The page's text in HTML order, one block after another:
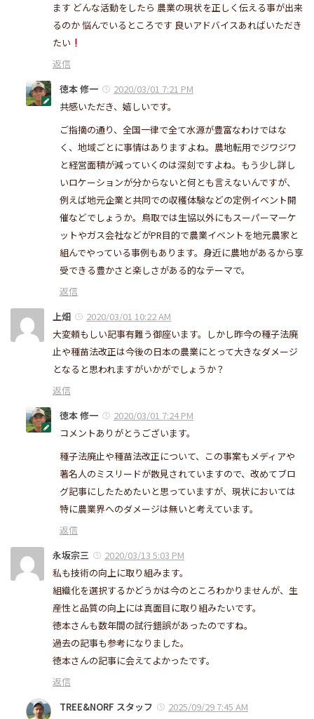
ます どんな活動をしたら 農業の現状を正しく伝える事が出来
るのか 悩んでいるところです 良いアドバイスあればいただき
たい
返信
徳本 修一
2020/03/01 7:21 PM
共感いただき、嬉しいです。
ご指摘の通り、全国一律で全て水源が豊富なわけではな
く、地域ごとに事情はありますよね。農地転用でジワジワ
と経営面積が減っていくのは深刻ですよね。もう少し詳し
いロケーションが分からないと何とも言えないんですが、
例えば地元企業と共同での収穫体験などの定例イベント開
催などでしょうか。鳥取では生協以外にもスーパーマーケ
ットやガス会社などがPR目的で農業イベントを地元農家と
組んでやっている事例もあります。身近に農地があるから享
受できる豊かさと楽しさがある的なテーマで。
返信
上畑
2020/03/01 10:22 AM
大変頼もしい記事有難う御座います。しかし昨今の種子法廃
止や種苗法改正は今後の日本の農業にとって大きなダメージ
となると思われますがいかがでしょうか？
返信
徳本 修一
2020/03/01 7:24 PM
コメントありがとうございます。
種子法廃止や種苗法改正について、この事案もメディアや
著名人のミスリードが散見されていますので、改めてブロ
グ記事にしたためたいと思っていますが、現状においては
特に農業界へのダメージは無いと考えています。
返信
永坂宗三
2020/03/13 5:03 PM
私も技術の向上に取り組みます。
組織化を選択するかどうかは今のところわかりませんが、生
産性と品質の向上には真面目に取り組みたいです。
徳本さんも数年間の試行錯誤があったのですね。
過去の記事も参考になりました。
徳本さんの記事に会えてよかったです。
返信
TREE&NORF スタッフ
2025/09/29 7:45 AM